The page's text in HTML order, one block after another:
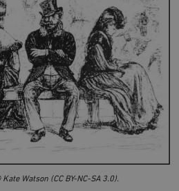
Watson (CC BY-NC-SA 3.0).